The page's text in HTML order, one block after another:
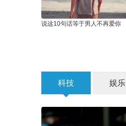
说这10句话等于男人不再爱你
科技 娱乐